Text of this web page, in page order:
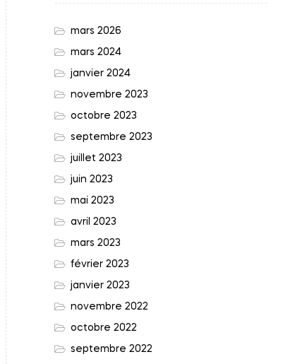
mars 2026
mars 2024
janvier 2024
novembre 2023
octobre 2023
septembre 2023
juillet 2023
juin 2023
mai 2023
avril 2023
mars 2023
février 2023
janvier 2023
novembre 2022
octobre 2022
septembre 2022